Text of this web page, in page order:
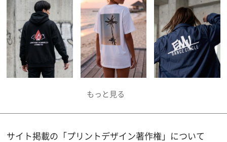
サイト掲載の「プリントデザイン著作権」について